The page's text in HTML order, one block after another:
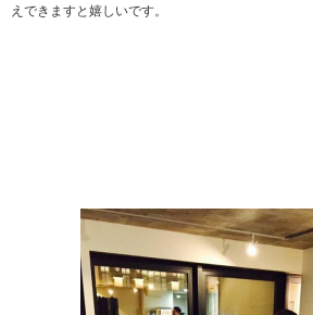
えできますと嬉しいです。